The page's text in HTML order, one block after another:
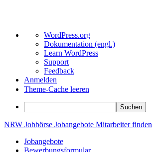
Über
WordPress
WordPress.org
Dokumentation (engl.)
Learn WordPress
Support
Feedback
Anmelden
Theme-Cache leeren
Suchen
Zum
springen
NRW Jobbörse Jobangebote Mitarbeiterfinden
Jobangebote
Bewerbungsformular